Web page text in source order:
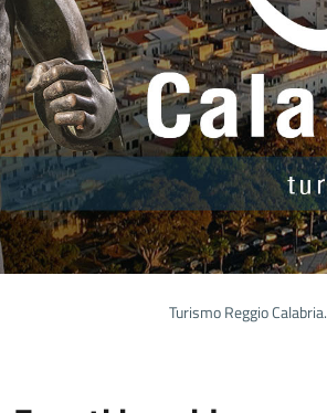
Turismo Reggio Calabria.